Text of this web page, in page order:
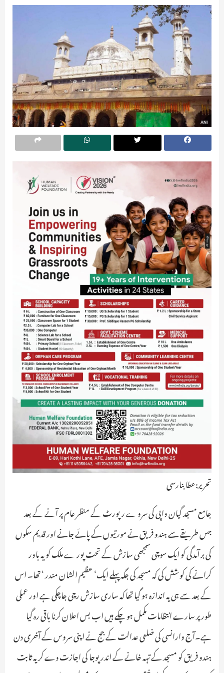
تحریر:عطا بنارسی
جامع مسجد گیان واپی کی سروے رپورٹ کے منظر عام پر آنے کے بعد
جس طریقے سے ہندو فریق نے مورتیوں کے پائے جانے اور قدیم سکوں
کی بر آمدگی کو ایک سوچی سمجھی سازش کے تحت پور ے ملک کو یہ باور
کرانے کی کوشش کی کہ مسجد کی جگہ پہلے ایک‘ عظیم الشان مندر ‘ تھا۔ اس
کے بعد سے ہی یہ اندازہ ہو گیا تھا کہ ساری سازش رچی جاچکی ہے اور عملی
طور پر سارے انتظامات مکمل ہو چکے ہیں اب بس اعلان کرنا باقی رہ گیا
ہے۔آج وارانسی کی ضلعی عدالت کے جج نے اپنی سروس کے آخری دن
ہندو فریق کو مسجد کے تہہ خانے کے اندر پوجا کی اجازت دے کر یہ ثابت